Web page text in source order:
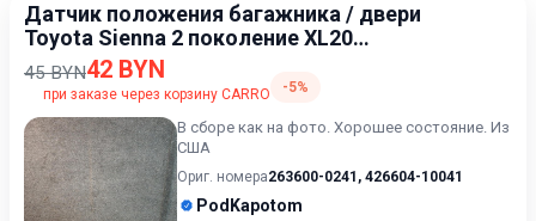
Датчик положения багажника / двери
Toyota Sienna 2 поколение XL20
[рестайлинг] 2006-2009
45 BYN42 BYN
при заказе через корзину CARRO -5%
В сборе как на фото. Хорошее состояние. Из
США
Ориг. номера263600-0241 , 426604-10041
PodKapotom